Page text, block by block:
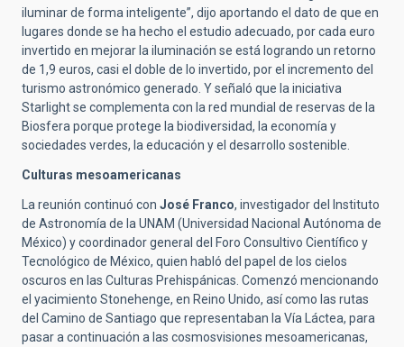
iluminar de forma inteligente”, dijo aportando el dato de que en
lugares donde se ha hecho el estudio adecuado, por cada euro
invertido en mejorar la iluminación se está logrando un retorno
de 1,9 euros, casi el doble de lo invertido, por el incremento del
turismo astronómico generado. Y señaló que la iniciativa
Starlight se complementa con la red mundial de reservas de la
Biosfera porque protege la biodiversidad, la economía y
sociedades verdes, la educación y el desarrollo sostenible.
Culturas mesoamericanas
La reunión continuó con José Franco, investigador del Instituto
de Astronomía de la UNAM (Universidad Nacional Autónoma de
México) y coordinador general del Foro Consultivo Científico y
Tecnológico de México, quien habló del papel de los cielos
oscuros en las Culturas Prehispánicas. Comenzó mencionando
el yacimiento Stonehenge, en Reino Unido, así como las rutas
del Camino de Santiago que representaban la Vía Láctea, para
pasar a continuación a las cosmosvisiones mesoamericanas,